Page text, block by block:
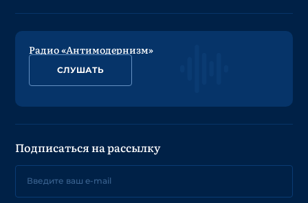
Радио «Антимодернизм»
СЛУШАТЬ
Подписаться на рассылку